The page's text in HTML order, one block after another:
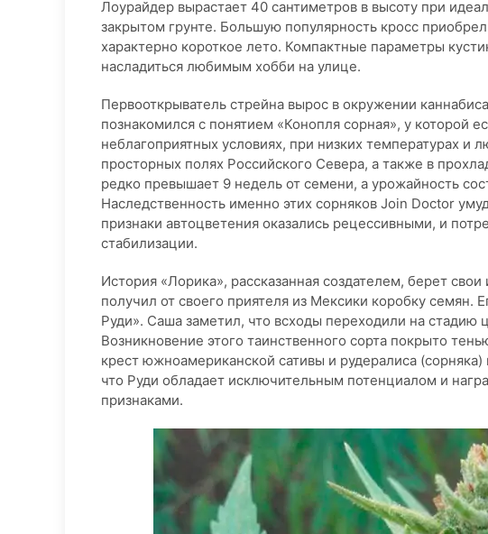
Лоурайдер вырастает 40 сантиметров в высоту при
закрытом грунте. Большую популярность кросс
характерно короткое лето. Компактные параметры
насладиться любимым хобби на улице.
Первооткрыватель стрейна вырос в окружении
познакомился с понятием «Конопля сорная», у которой
неблагоприятных условиях, при низких температурах
просторных полях Российского Севера, а также в
редко превышает 9 недель от семени, а урожайность
Наследственность именно этих сорняков Join Doctor
признаки автоцветения оказались рецессивными, и
стабилизации.
История «Лорика», рассказанная создателем, берет
получил от своего приятеля из Мексики коробку семян.
Руди». Саша заметил, что всходы переходили на стадию
Возникновение этого таинственного сорта покрыто
крест южноамериканской сативы и рудералиса
что Руди обладает исключительным потенциалом и
признаками.